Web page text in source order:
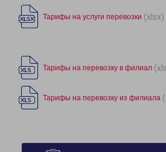
Тарифы на услуги перевозки (xlsx)
Тарифы на перевозку в филиал
Тарифы на перевозку из филиала